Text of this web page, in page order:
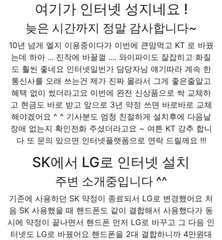
여기가 인터넷 성지네요 !
늦은 시간까지 정말 감사합니다~
10년 넘게 엘지 이용중이다가 이번에 큰맘먹고 KT 로 바꿨
는데 하아 ... 진작에 바꿀껄 .... 와이파이도 잘잡히고 화질
도 훨씬 좋네요 인터넷일번가 담당자님 얘기따라 계속 한
통신사를 오래 쓰는건 제가 진짜 몰라서 그게 좋은줄알고
혜택 없이 썼더라고요 이번에 완전 신상품으로 싹 교체하
고 현금도 바로 받고 앞으로 3년 약정 쓰면 바로바로 교체
해야겠어요 ^ ^ 기사분도 엄청 친절하게 설치후에 다음날
장애 없는지 확인전화 주셨더라고요 ~ 여튼 KT 강추 합니
다 또 문의 있으면 인터넷플랫폼으로 연락 드릴께요 !!!
SK에서 LG로 인터넷 설치
주변 소개중입니다 ^^
기존에 사용하던 SK 약정이 종료되서 LG로 변경했어요 처
음 SK 사용했을 때 핸드폰도 같이 결합해서 사용했다가 동
시에 약정이 끝나면서 핸드폰 먼저 LG로 바꾸고 그 다음 인
터넷도 LG로 바꿨어요 핸드폰을 2대 결합하니까 4만원대